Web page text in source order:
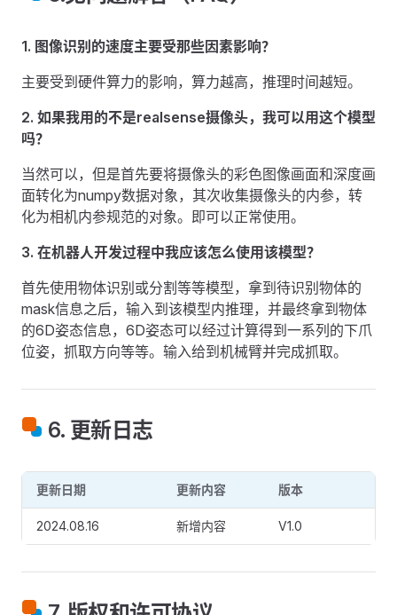
1. 图像识别的速度主要受那些因素影响？
主要受到硬件算力的影响，算力越高，推理时间越短。
2. 如果我用的不是realsense摄像头，我可以用这个模型
吗？
当然可以，但是首先要将摄像头的彩色图像画面和深度画
面转化为numpy数据对象，其次收集摄像头的内参，转
化为相机内参规范的对象。即可以正常使用。
3. 在机器人开发过程中我应该怎么使用该模型？
首先使用物体识别或分割等等模型，拿到待识别物体的
mask信息之后，输入到该模型内推理，并最终拿到物体
的6D姿态信息，6D姿态可以经过计算得到一系列的下爪
位姿，抓取方向等等。输入给到机械臂并完成抓取。
6. 更新日志
更新日期 更新内容 版本
2024.08.16 新增内容 V1.0